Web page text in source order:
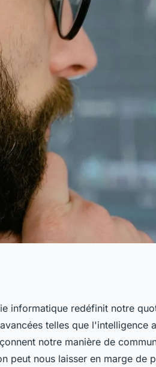
que vous
informatique redéfinit notre
telles que
notre manière de
peut nous laisser en marge de